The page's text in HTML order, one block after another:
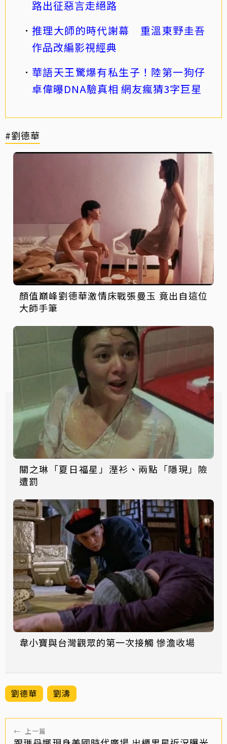
路出征惡言走絕路
推理大師的時代謝幕 重溫東野圭吾
作品改編影視經典
華語天王驚爆有私生子！陸第一狗仔
卓偉曝DNA驗真相 網友瘋猜3字巨星
#劉德華
顏值巔峰劉德華激情床戰張曼玉 竟出自這位
大師手筆
關之琳「夏日福星」溼衫、兩點「隱現」險
遭罰
韋小寶與台灣觀眾的第一次接觸 慘澹收場
劉德華 劉濤
← 上一篇